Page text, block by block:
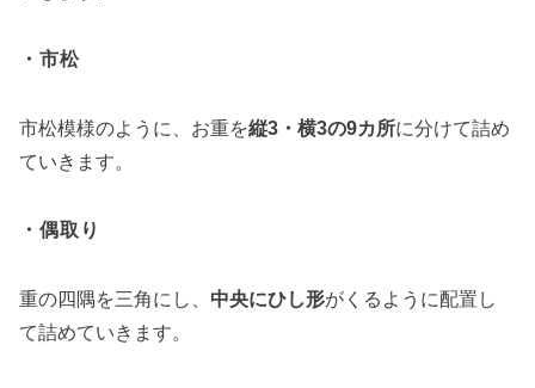
・市松
市松模様のように、お重を縦3・横3の9カ所に分けて詰め
ていきます。
・偶取り
重の四隅を三角にし、 中央にひし形がくるように配置し
て詰めていきます。